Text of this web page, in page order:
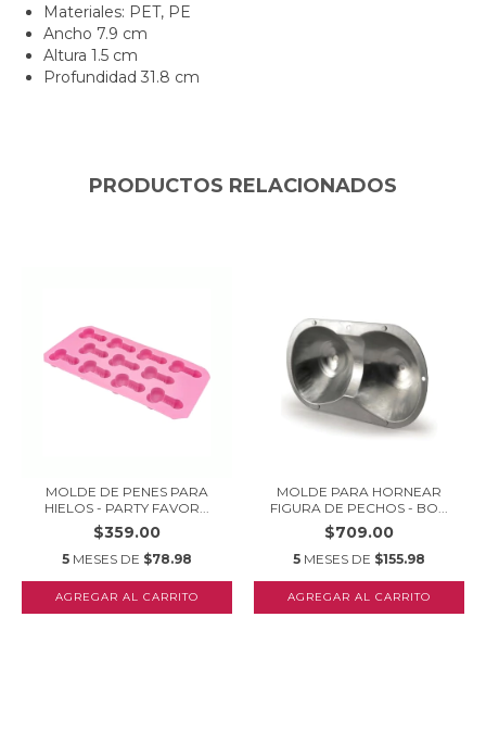
Materiales: PET, PE
Ancho 7.9 cm
Altura 1.5 cm
Profundidad 31.8 cm
PRODUCTOS RELACIONADOS
MOLDE DE PENES PARA
HIELOS - PARTY FAVOR...
$359.00
5 MESES DE $78.98
MOLDE PARA HORNEAR
FIGURA DE PECHOS - BO...
$709.00
5 MESES DE $155.98